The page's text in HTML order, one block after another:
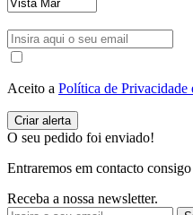
Aceito a Política de Privacidade
O seu pedido foi enviado!
Entraremos em contacto
Receba a nossa newsletter.